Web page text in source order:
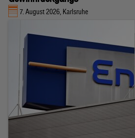
7. August 2026, Karlsruhe